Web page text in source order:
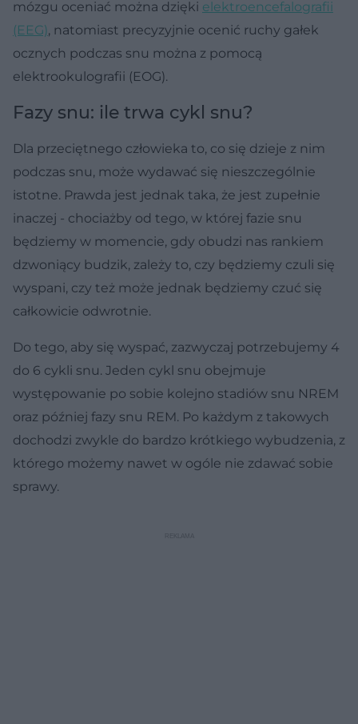
mózgu oceniać można dzięki elektroencefalografii
(EEG), natomiast precyzyjnie ocenić ruchy gałek
ocznych podczas snu można z pomocą
elektrookulografii (EOG).
Fazy snu: ile trwa cykl snu?
Dla przeciętnego człowieka to, co się dzieje z nim
podczas snu, może wydawać się nieszczególnie
istotne. Prawda jest jednak taka, że jest zupełnie
inaczej - chociażby od tego, w której fazie snu
będziemy w momencie, gdy obudzi nas rankiem
dzwoniący budzik, zależy to, czy będziemy czuli się
wyspani, czy też może jednak będziemy czuć się
całkowicie odwrotnie.
Do tego, aby się wyspać, zazwyczaj potrzebujemy 4
do 6 cykli snu. Jeden cykl snu obejmuje
występowanie po sobie kolejno stadiów snu NREM
oraz później fazy snu REM. Po każdym z takowych
dochodzi zwykle do bardzo krótkiego wybudzenia, z
którego możemy nawet w ogóle nie zdawać sobie
sprawy.